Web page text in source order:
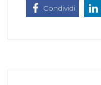
Condividi